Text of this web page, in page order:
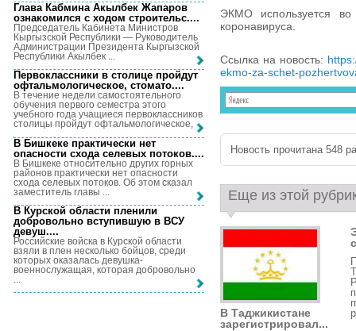
ЭКМО используется
коронавируса.
Ссылка на новость:
ekmo-za-schet-
Новость прочитана 548
Еще из этой
В Таджикистане
зарегистрировал...
Глава Кабмина Акылбек Жапаров
ознакомился с ходом строительс....
Председатель Кабинета Министров
Кыргызской Республики — Руководитель
Администрации Президента Кыргызской
Республики Акылбек ...
Первоклассники в столице пройдут
офтальмологическое, стомато....
В течение недели самостоятельного
обучения первого семестра этого
учебного года учащиеся первоклассников
столицы пройдут офтальмологическое, ...
В Бишкеке практически нет
опасности схода селевых потоков....
В Бишкеке относительно других горных
районов практически нет опасности
схода селевых потоков. Об этом сказал
заместитель главы ...
В Курской области пленили
добровольно вступившую в ВСУ
девуш....
Российские войска в Курской области
взяли в плен несколько бойцов, среди
которых оказалась девушка-
военнослужащая, которая добровольно
...